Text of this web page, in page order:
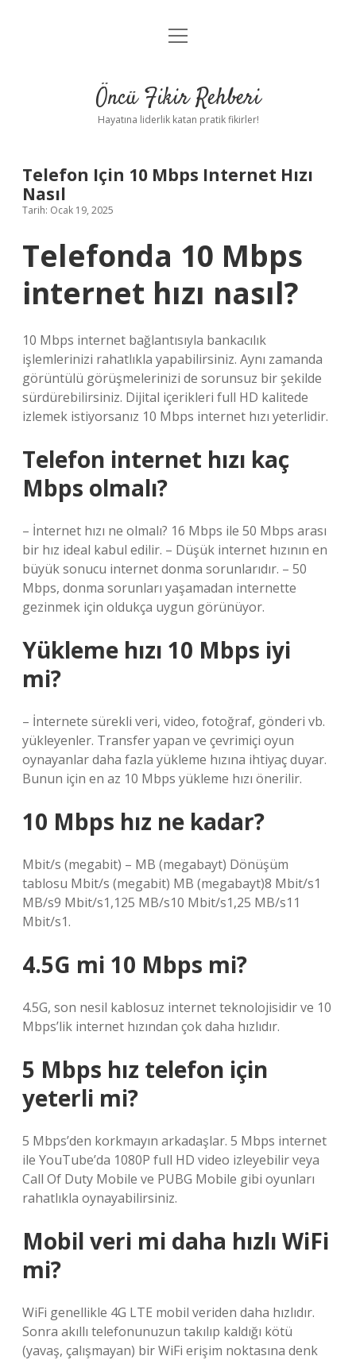
Anasayfa
Yasal Uyarı
menüyü
Öncü Fikir Rehberi
Hayatına liderlik katan pratik fikirler!
Telefon Için 10 Mbps Internet Hızı
Nasıl
Tarih: Ocak 19, 2025
Telefonda 10 Mbps
internet hızı nasıl?
10 Mbps internet bağlantısıyla bankacılık
işlemlerinizi rahatlıkla yapabilirsiniz. Aynı zamanda
görüntülü görüşmelerinizi de sorunsuz bir şekilde
sürdürebilirsiniz. Dijital içerikleri full HD kalitede
izlemek istiyorsanız 10 Mbps internet hızı yeterlidir.
Telefon internet hızı kaç
Mbps olmalı?
– İnternet hızı ne olmalı? 16 Mbps ile 50 Mbps arası
bir hız ideal kabul edilir. – Düşük internet hızının en
büyük sonucu internet donma sorunlarıdır. – 50
Mbps, donma sorunları yaşamadan internette
gezinmek için oldukça uygun görünüyor.
Yükleme hızı 10 Mbps iyi
mi?
– İnternete sürekli veri, video, fotoğraf, gönderi vb.
yükleyenler. Transfer yapan ve çevrimiçi oyun
oynayanlar daha fazla yükleme hızına ihtiyaç duyar.
Bunun için en az 10 Mbps yükleme hızı önerilir.
10 Mbps hız ne kadar?
Mbit/s (megabit) – MB (megabayt) Dönüşüm
tablosu Mbit/s (megabit) MB (megabayt)8 Mbit/s1
MB/s9 Mbit/s1,125 MB/s10 Mbit/s1,25 MB/s11
Mbit/s1.
4.5G mi 10 Mbps mi?
4.5G, son nesil kablosuz internet teknolojisidir ve 10
Mbps’lik internet hızından çok daha hızlıdır.
5 Mbps hız telefon için
yeterli mi?
5 Mbps’den korkmayın arkadaşlar. 5 Mbps internet
ile YouTube’da 1080P full HD video izleyebilir veya
Call Of Duty Mobile ve PUBG Mobile gibi oyunları
rahatlıkla oynayabilirsiniz.
Mobil veri mi daha hızlı WiFi
mi?
WiFi genellikle 4G LTE mobil veriden daha hızlıdır.
Sonra akıllı telefonunuzun takılıp kaldığı kötü
(yavaş, çalışmayan) bir WiFi erişim noktasına denk